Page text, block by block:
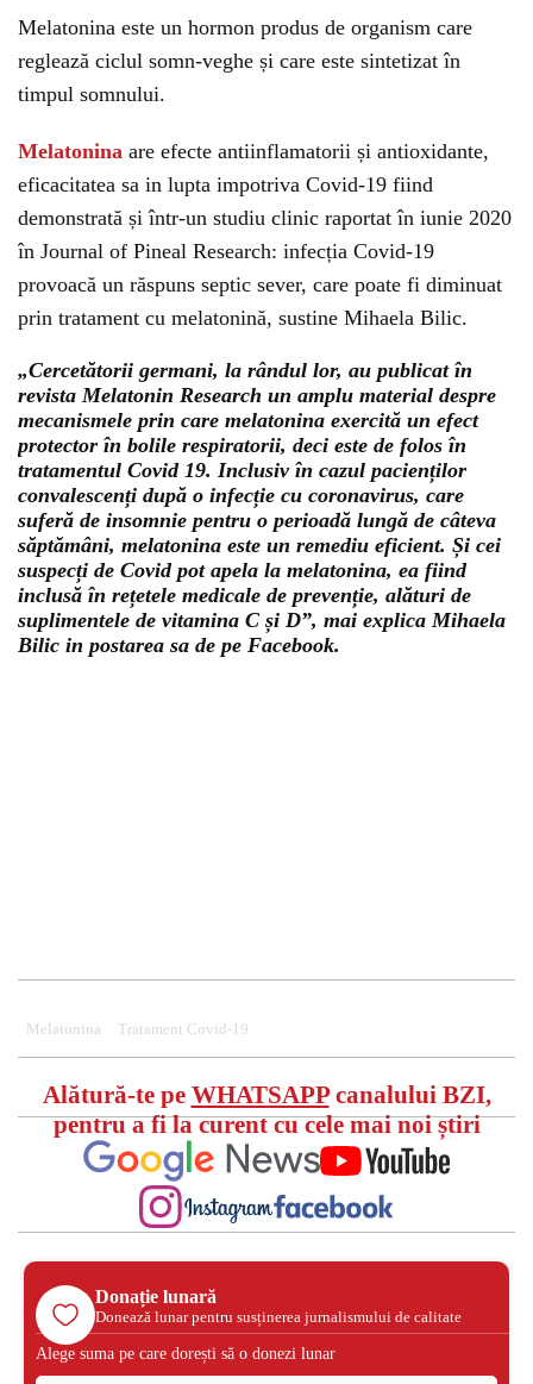
Melatonina este un hormon produs de organism care
reglează ciclul somn-veghe și care este sintetizat în
timpul somnului.
Melatonina are efecte antiinflamatorii și antioxidante,
eficacitatea sa in lupta impotriva Covid-19 fiind
demonstrată și într-un studiu clinic raportat în iunie 2020
în Journal of Pineal Research: infecția Covid-19
provoacă un răspuns septic sever, care poate fi diminuat
prin tratament cu melatonină, sustine Mihaela Bilic.
„Cercetătorii germani, la rândul lor, au publicat în
revista Melatonin Research un amplu material despre
mecanismele prin care melatonina exercită un efect
protector în bolile respiratorii, deci este de folos în
tratamentul Covid 19. Inclusiv în cazul pacienților
convalescenți după o infecție cu coronavirus, care
suferă de insomnie pentru o perioadă lungă de câteva
săptămâni, melatonina este un remediu eficient. Și cei
suspecți de Covid pot apela la melatonina, ea fiind
inclusă în rețetele medicale de prevenție, alături de
suplimentele de vitamina C și D”, mai explica Mihaela
Bilic in postarea sa de pe Facebook.
Melatonina Tratament Covid-19
Alătură-te pe WHATSAPPcanalului BZI,
pentru a fi la curent cu cele mai noi știri
Donație lunară
Donează lunar pentru susținerea jurnalismului de calitate
Alege suma pe care dorești să o donezi lunar